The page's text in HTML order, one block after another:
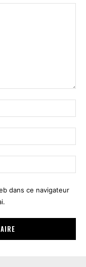
:*
:*
:
dans ce navigateur